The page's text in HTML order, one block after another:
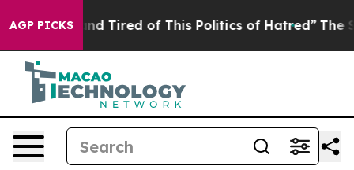
AGP PICKS
and Tired of This Politics of Hatred” The Story